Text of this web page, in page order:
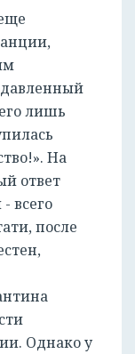
лишь
На
ответ
всего
после
Однако у